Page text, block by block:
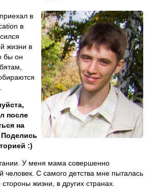
в
в
жизни в
бы он
после
на
:)
У меня мама совершенно
человек. С самого детства мне пыталась
стороны жизни, в других странах.